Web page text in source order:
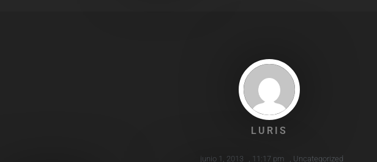
LURIS
junio 1, 2013 , 11:17 pm , Uncategorized